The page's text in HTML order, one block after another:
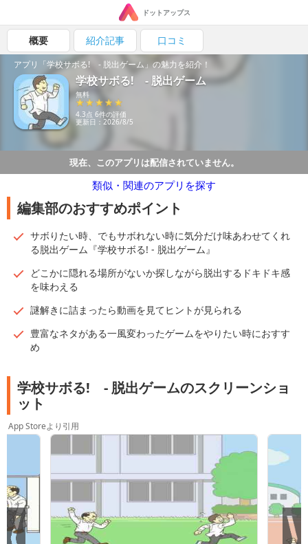
ドットアップス
概要 紹介記事 口コミ
アプリ「学校サボる! - 脱出ゲーム」の魅力を紹介！
学校サボる! - 脱出ゲーム
無料
4.3点 6件の評価
更新日：2026/8/5
現在、このアプリは配信されていません。
類似・関連のアプリを探す
編集部のおすすめポイント
サボりたい時、でもサボれない時に気分だけ味あわせてくれ
る脱出ゲーム『学校サボる! - 脱出ゲーム』
どこかに隠れる場所がないか探しながら脱出するドキドキ感
を味わえる
謎解きに詰まったら動画を見てヒントが見られる
豊富なネタがある一風変わったゲームをやりたい時におすす
め
学校サボる! - 脱出ゲームのスクリーンショ
ット
App Storeより引用